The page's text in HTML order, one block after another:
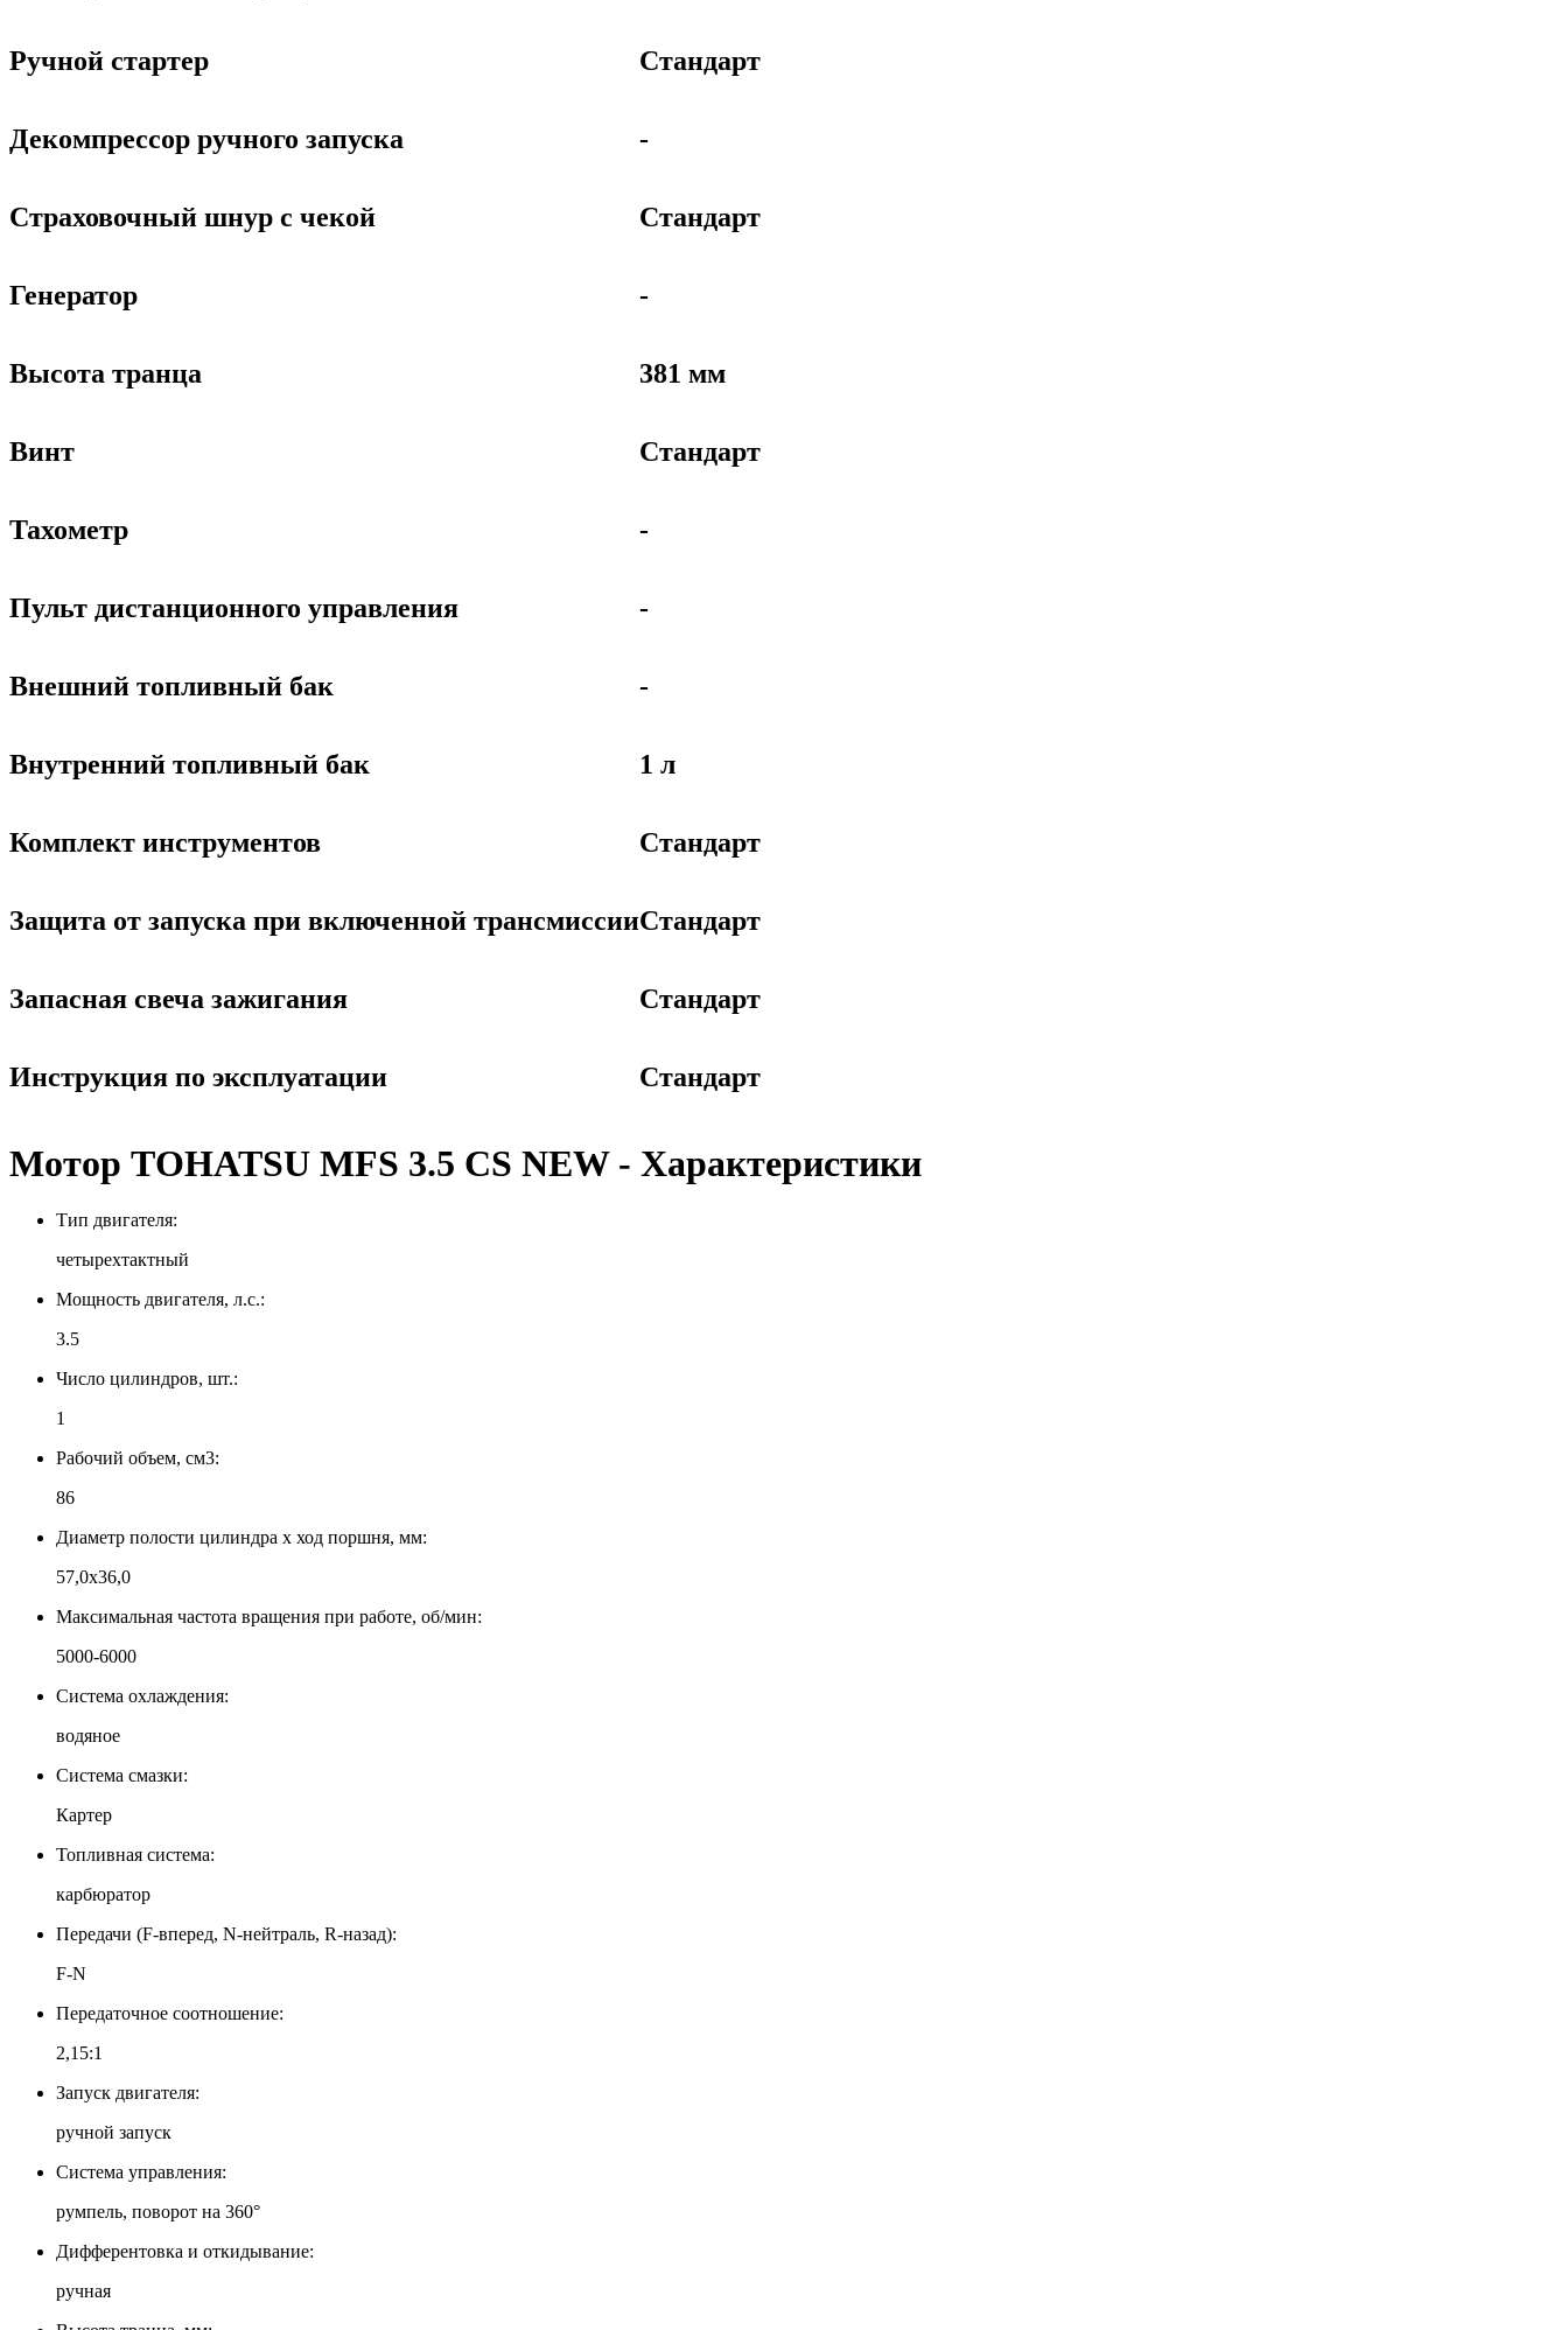
Ручной стартер Стандарт
Декомпрессор ручного запуска -
Страховочный шнур с чекой Стандарт
Генератор -
Высота транца 381 мм
Винт Стандарт
Тахометр -
Пульт дистанционного управления -
Внешний топливный бак -
Внутренний топливный бак 1 л
Комплект инструментов Стандарт
Защита от запуска при включенной трансмиссииСтандарт
Запасная свеча зажигания Стандарт
Инструкция по эксплуатации Стандарт
Мотор ТOHATSU MFS 3.5 CS NEW - Характеристики
Тип двигателя:
четырехтактный
Мощность двигателя, л.с.:
3.5
Число цилиндров, шт.:
1
Рабочий объем, см3:
86
Диаметр полости цилиндра х ход поршня, мм:
57,0х36,0
Максимальная частота вращения при работе, об/мин:
5000-6000
Система охлаждения:
водяное
Система смазки:
Картер
Топливная система:
карбюратор
Передачи (F-вперед, N-нейтраль, R-назад):
F-N
Передаточное соотношение:
2,15:1
Запуск двигателя:
ручной запуск
Система управления:
румпель, поворот на 360°
Дифферентовка и откидывание:
ручная